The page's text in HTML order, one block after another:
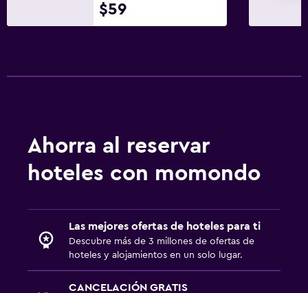
$59
Ahorra al reservar
hoteles con momondo
Las mejores ofertas de hoteles para ti
Descubre más de 3 millones de ofertas de
hoteles y alojamientos en un solo lugar.
CANCELACIÓN GRATIS